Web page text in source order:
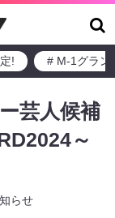
! # M-1グラン
芸人候補
～
らせ